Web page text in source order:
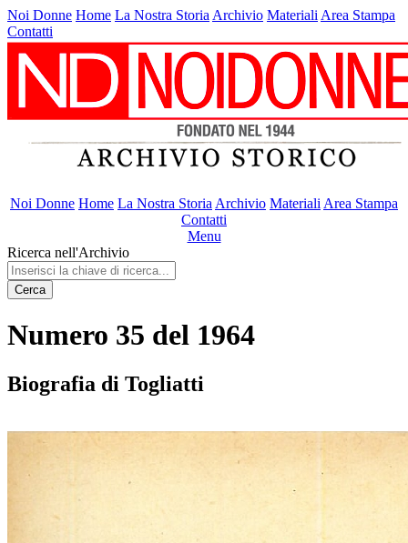
Noi Donne Home La Nostra Storia Archivio Materiali Area Stampa
Contatti
Noi Donne Home La Nostra Storia Archivio Materiali Area Stampa
Contatti
Menu
Ricerca nell'Archivio
Cerca
Numero 35 del 1964
Biografia di Togliatti